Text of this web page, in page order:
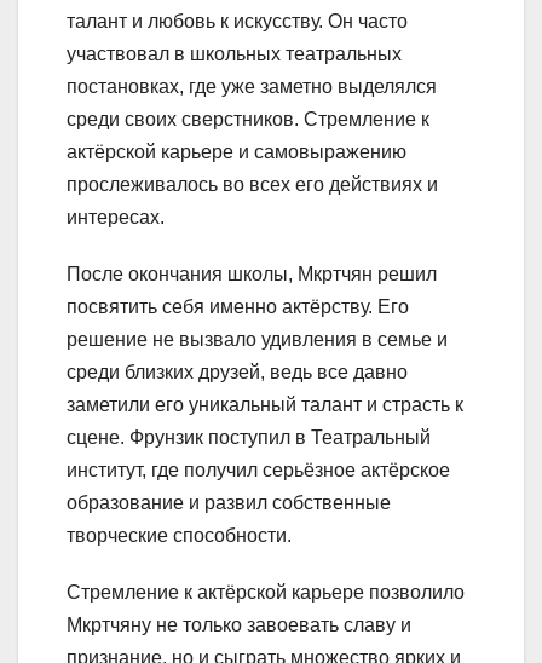
талант и любовь к искусству. Он часто
участвовал в школьных театральных
постановках, где уже заметно выделялся
среди своих сверстников. Стремление к
актёрской карьере и самовыражению
прослеживалось во всех его действиях и
интересах.
После окончания школы, Мкртчян решил
посвятить себя именно актёрству. Его
решение не вызвало удивления в семье и
среди близких друзей, ведь все давно
заметили его уникальный талант и страсть к
сцене. Фрунзик поступил в Театральный
институт, где получил серьёзное актёрское
образование и развил собственные
творческие способности.
Стремление к актёрской карьере позволило
Мкртчяну не только завоевать славу и
признание, но и сыграть множество ярких и